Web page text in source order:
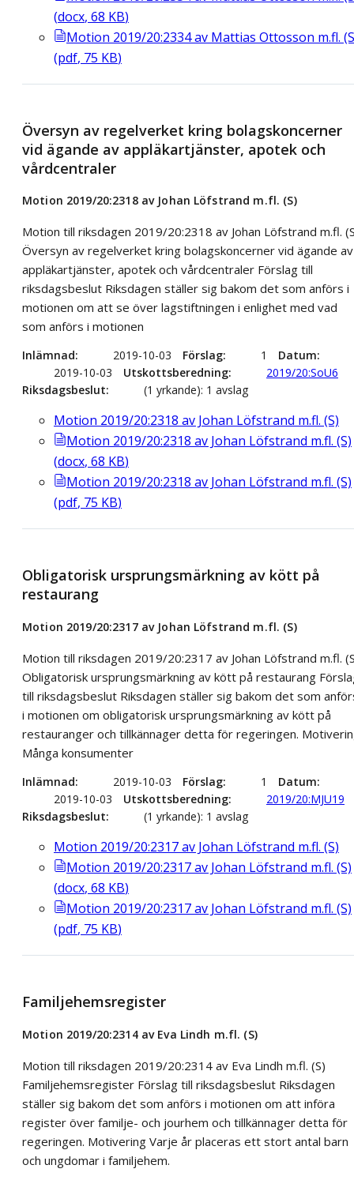
(docx, 68 KB)
Motion 2019/20:2334 av Mattias Ottosson m.fl.
(pdf, 75 KB)
Översyn av regelverket kring bolagskoncerner
vid ägande av appläkartjänster, apotek och
vårdcentraler
Motion 2019/20:2318 av Johan Löfstrand m.fl. (S)
Motion till riksdagen 2019/20:2318 av Johan Löfstrand m.fl.
Översyn av regelverket kring bolagskoncerner vid ägande av
appläkartjänster, apotek och vårdcentraler Förslag till
riksdagsbeslut Riksdagen ställer sig bakom det som anförs i
motionen om att se över lagstiftningen i enlighet med vad
som anförs i motionen
Inlämnad 2019-10-03 Förslag 1
Datum
2019-10-03
Utskottsberedning
2019/20:SoU6
Riksdagsbeslut
(1 yrkande): 1 avslag
Motion 2019/20:2318 av Johan Löfstrand m.fl. (S)
Motion 2019/20:2318 av Johan Löfstrand m.fl. (S)
(docx, 68 KB)
Motion 2019/20:2318 av Johan Löfstrand m.fl. (S)
(pdf, 75 KB)
Obligatorisk ursprungsmärkning av kött på
restaurang
Motion 2019/20:2317 av Johan Löfstrand m.fl. (S)
Motion till riksdagen 2019/20:2317 av Johan Löfstrand m.fl.
Obligatorisk ursprungsmärkning av kött på restaurang
till riksdagsbeslut Riksdagen ställer sig bakom det som
i motionen om obligatorisk ursprungsmärkning av kött på
restauranger och tillkännager detta för regeringen.
Många konsumenter
Inlämnad 2019-10-03 Förslag 1
Datum
2019-10-03
Utskottsberedning
2019/20:MJU19
Riksdagsbeslut
(1 yrkande): 1 avslag
Motion 2019/20:2317 av Johan Löfstrand m.fl. (S)
Motion 2019/20:2317 av Johan Löfstrand m.fl. (S)
(docx, 68 KB)
Motion 2019/20:2317 av Johan Löfstrand m.fl. (S)
(pdf, 75 KB)
Familjehemsregister
Motion 2019/20:2314 av Eva Lindh m.fl. (S)
Motion till riksdagen 2019/20:2314 av Eva Lindh m.fl. (S)
Familjehemsregister Förslag till riksdagsbeslut Riksdagen
ställer sig bakom det som anförs i motionen om att införa
register över familje- och jourhem och tillkännager detta för
regeringen. Motivering Varje år placeras ett stort antal barn
och ungdomar i familjehem.